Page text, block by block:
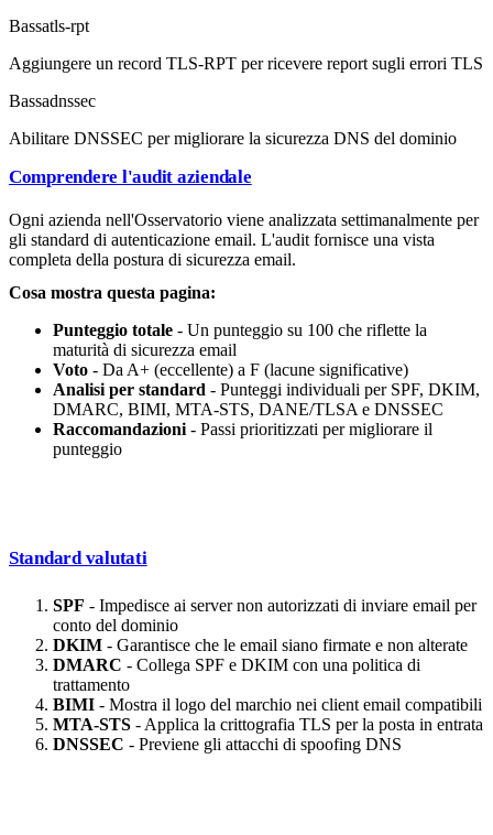
Bassatls-rpt
Aggiungere un record TLS-RPT per ricevere report sugli errori TLS
Bassadnssec
Abilitare DNSSEC per migliorare la sicurezza DNS del dominio
Comprendere l'audit aziendale
Ogni azienda nell'Osservatorio viene analizzata settimanalmente per
gli standard di autenticazione email. L'audit fornisce una vista
completa della postura di sicurezza email.
Cosa mostra questa pagina:
Punteggio totale - Un punteggio su 100 che riflette la
maturità di sicurezza email
Voto - Da A+ (eccellente) a F (lacune significative)
Analisi per standard - Punteggi individuali per SPF, DKIM,
DMARC, BIMI, MTA-STS, DANE/TLSA e DNSSEC
Raccomandazioni - Passi prioritizzati per migliorare il
punteggio
Standard valutati
SPF - Impedisce ai server non autorizzati di inviare email per
conto del dominio
DKIM - Garantisce che le email siano firmate e non alterate
DMARC - Collega SPF e DKIM con una politica di
trattamento
BIMI - Mostra il logo del marchio nei client email compatibili
MTA-STS - Applica la crittografia TLS per la posta in entrata
DNSSEC - Previene gli attacchi di spoofing DNS